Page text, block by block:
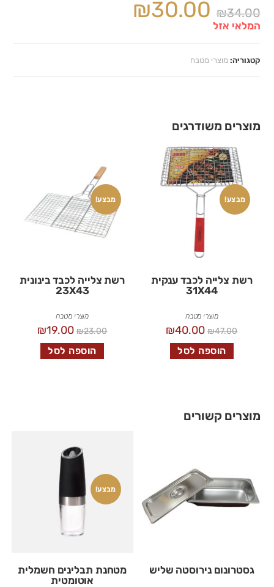
₪34.00
₪30.00
המלאי אזל
קטגוריה: מוצרי מטבח
מוצרים משודרגים
מבצע!
רשת צלייה לכבד ענקית
31X44
מוצרי מטבח
₪47.00
₪40.00
הוספה לסל
מבצע!
רשת צלייה לכבד בינונית
23X43
מוצרי מטבח
₪23.00
₪19.00
הוספה לסל
מוצרים קשורים
גסטרונום נירוסטה שליש
מבצע!
מטחנת תבלינים חשמלית
אוטומטית